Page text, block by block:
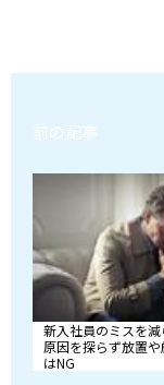
前の記事
新入社員のミスを減
原因を探らず放置
はNG